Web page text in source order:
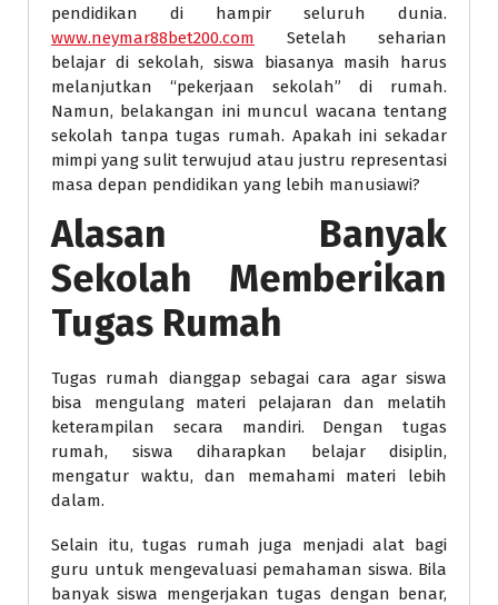
pendidikan di hampir seluruh dunia.
www.neymar88bet200.com Setelah seharian
belajar di sekolah, siswa biasanya masih harus
melanjutkan “pekerjaan sekolah” di rumah.
Namun, belakangan ini muncul wacana tentang
sekolah tanpa tugas rumah. Apakah ini sekadar
mimpi yang sulit terwujud atau justru representasi
masa depan pendidikan yang lebih manusiawi?
Alasan Banyak
Sekolah Memberikan
Tugas Rumah
Tugas rumah dianggap sebagai cara agar siswa
bisa mengulang materi pelajaran dan melatih
keterampilan secara mandiri. Dengan tugas
rumah, siswa diharapkan belajar disiplin,
mengatur waktu, dan memahami materi lebih
dalam.
Selain itu, tugas rumah juga menjadi alat bagi
guru untuk mengevaluasi pemahaman siswa. Bila
banyak siswa mengerjakan tugas dengan benar,